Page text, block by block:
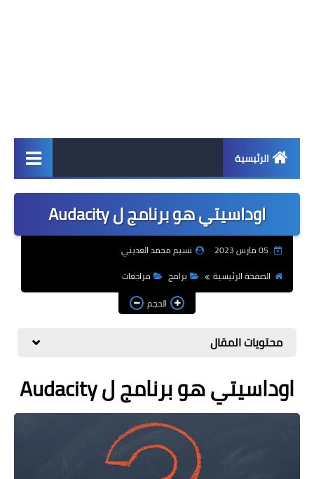
الرئيسية
اخبار
ابل
اندرويد
ويندوز
مراجعات
صحة وجمال
الربح من الانترنت
ذكاء اصطناعي
اوداسيتي هو برنامج ل Audacity
نسيم محمد العديني
الصفحة الرئيسية
برامج
مراجعات
الحجم
محتويات المقال
اوداسيتي هو برنامج ل Audacity